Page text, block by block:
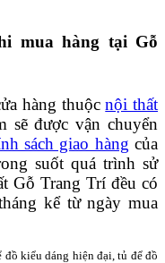
mua hàng tại Gỗ
hàng thuộcnội thất
sẽ được vận chuyển
sách giao hàng của
suốt quá trình sử
Gỗ Trang Trí đều có
kể từ ngày mua
đồ kiểu dáng hiện đại, tủ để đồ